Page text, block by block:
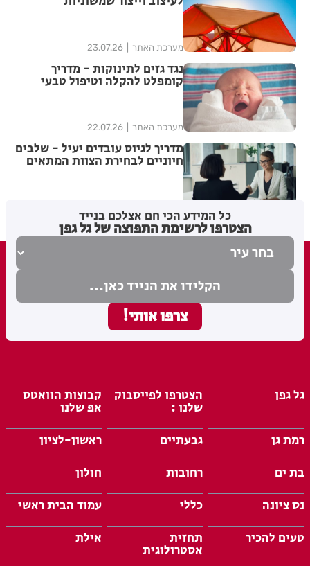
מערכת האתר 23.07.26
נגד גזים לתינוקות - מדריך
קומפלט להקלה וטיפול טבעי
מערכת האתר 22.07.26
מדריך לגיוס עובדים יעיל - שלבים
חיוניים לבחירת הצוות המתאים
כל המידע הכי חם אצלכם בנייד
הצטרפו לרשימת התפוצה של גל גפן
גל גפן הצטרפו לפייסבוק
שלנו :
קבוצות הוואטס
אפ שלנו
רמת גן
גבעתיים
ראשון-לציון
בת ים
רחובות
חולון
נס ציונה
כללי
עמוד הבית ראשי
טעים להכיר
תחזית
אסטרולוגית
אילת